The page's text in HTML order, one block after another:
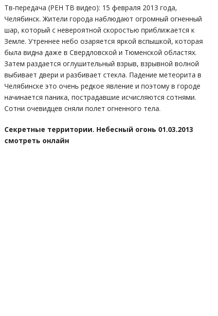
Тв-передача (РЕН ТВ видео): 15 февраля 2013 года,
Челябинск. Жители города наблюдают огромный огненный
шар, который с невероятной скоростью приближается к
Земле. Утреннее небо озаряется яркой вспышкой, которая
была видна даже в Свердловской и Тюменской областях.
Затем раздается оглушительный взрыв, взрывной волной
выбивает двери и разбивает стекла. Падение метеорита в
Челябинске это очень редкое явление и поэтому в городе
начинается паника, пострадавшие исчисляются сотнями.
Сотни очевидцев сняли полет огненного тела.
Секретные территории. Небесный огонь 01.03.2013
смотреть онлайн